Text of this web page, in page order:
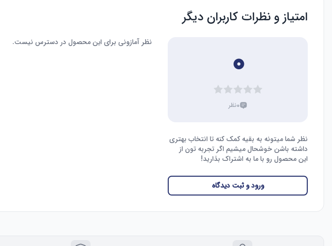
امتیاز و نظرات کاربران دیگر
۰
۰نظر
نظر شما میتونه به بقیه کمک کنه تا انتخاب بهتری
داشته باشن خوشحال میشیم اگر تجربه تون از
این محصول رو با ما به اشتراک بذارید!
ورود و ثبت دیدگاه
نظر آمازونی برای این محصول در دسترس نیست.